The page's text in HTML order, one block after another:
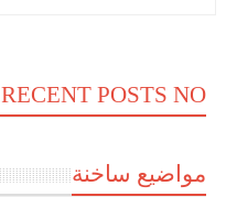
RECENT POSTS NO.
مواضيع ساخنة